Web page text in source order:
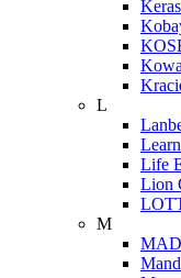
L
Life
Lion
M